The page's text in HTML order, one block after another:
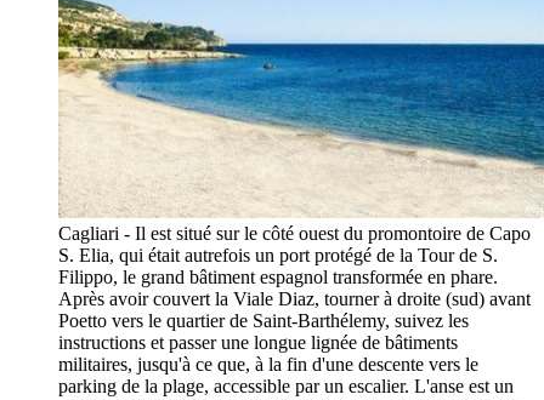
Cagliari - Il est situé sur le côté ouest du promontoire de Capo
S. Elia, qui était autrefois un port protégé de la Tour de S.
Filippo, le grand bâtiment espagnol transformée en phare.
Après avoir couvert la Viale Diaz, tourner à droite (sud) avant
Poetto vers le quartier de Saint-Barthélemy, suivez les
instructions et passer une longue lignée de bâtiments
militaires, jusqu'à ce que, à la fin d'une descente vers le
parking de la plage, accessible par un escalier. L'anse est un